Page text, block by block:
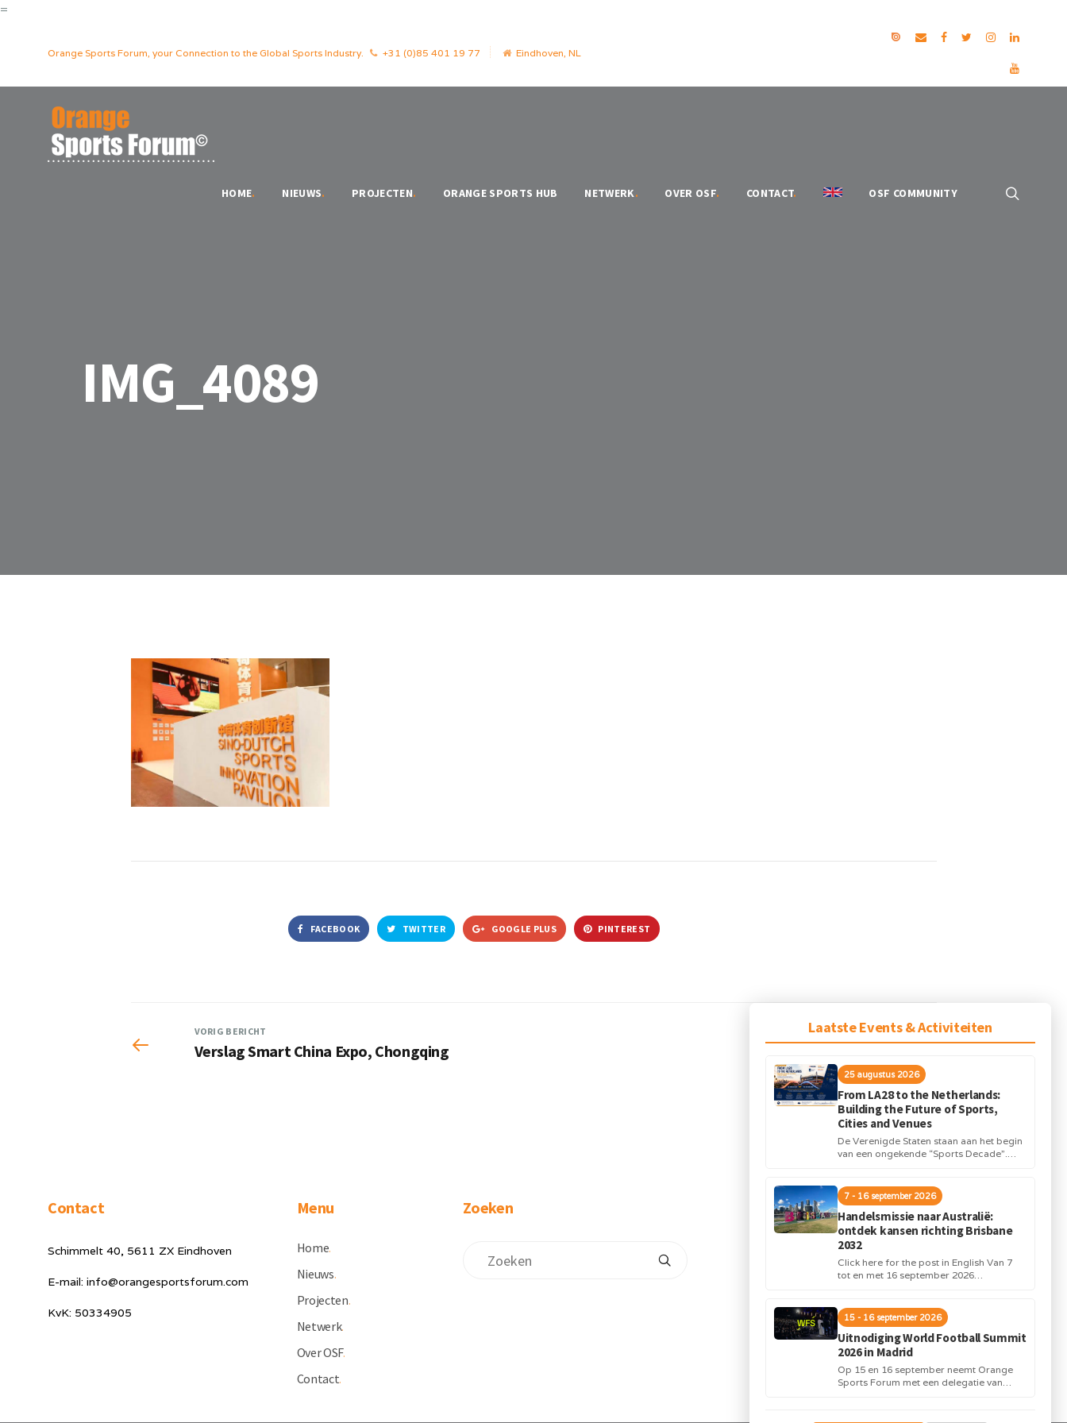
Laatste Events & Activiteiten
25 augustus 2026
From LA28 to the Netherlands:
Building the Future of Sports,
Cities and Venues
De Verenigde Staten staan aan het begin
van een ongekende “Sports Decade”.
infrastructuur...
7 - 16 september 2026
Handelsmissie naar Australië:
ontdek kansen richting Brisbane
2032
Click here for the post in English Van 7
tot en met 16 september 2026
15 - 16 september 2026
Uitnodiging World Football Summit
2026 in Madrid
Op 15 en 16 september neemt Orange
Sports Forum met een delegatie van
=
Orange Sports Forum, your Connection to the Global Sports Industry. +31 (0)85 401 19 77 Eindhoven, NL
HOME. NIEUWS. PROJECTEN. ORANGE SPORTS HUB NETWERK. OVER OSF. CONTACT. OSF COMMUNITY
IMG_4089
FACEBOOK TWITTER GOOGLE PLUS PINTEREST
VORIG BERICHT
Verslag Smart China Expo, Chongqing
Contact
Schimmelt 40, 5611 ZX Eindhoven
E-mail: info@orangesportsforum.com
KvK: 50334905
Menu
Home.
Nieuws.
Projecten.
Netwerk.
Over OSF.
Contact.
Zoeken